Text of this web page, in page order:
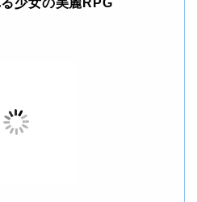
少女の美麗RPG